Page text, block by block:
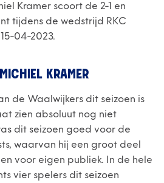
Kramer scoort de 2-1 en
tijdens de wedstrijd RKC
04-2023.
KRAMER
de Waalwijkers dit seizoen is
zien absoluut nog niet
dit seizoen goed voor de
waarvan hij een groot deel
voor eigen publiek. In de hele
vier spelers dit seizoen